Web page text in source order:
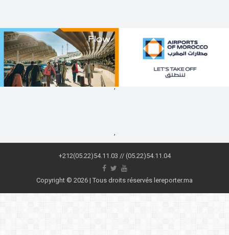
,
,
+212(05.22)54.11.03 // (05.22)54.11.04
Copyright © 2026 | Tous droits réservés lereporter.ma